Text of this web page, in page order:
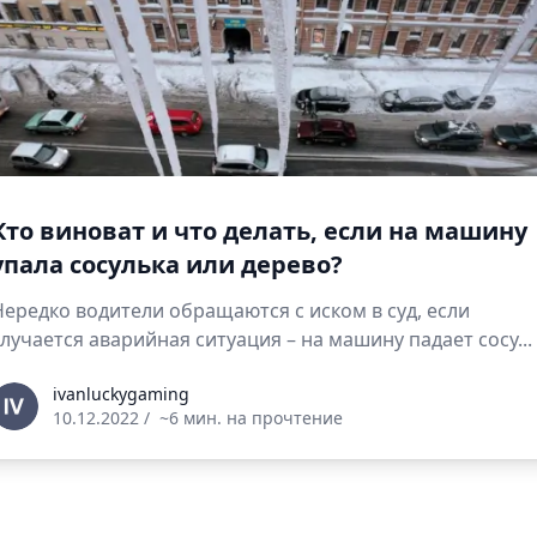
виноват и что делать, если на машину
сосулька или дерево?
водители обращаются с иском в суд, если
аварийная ситуация – на машину падает сосу...
ivanluckygaming
10.12.2022 / ~6 мин. на прочтение